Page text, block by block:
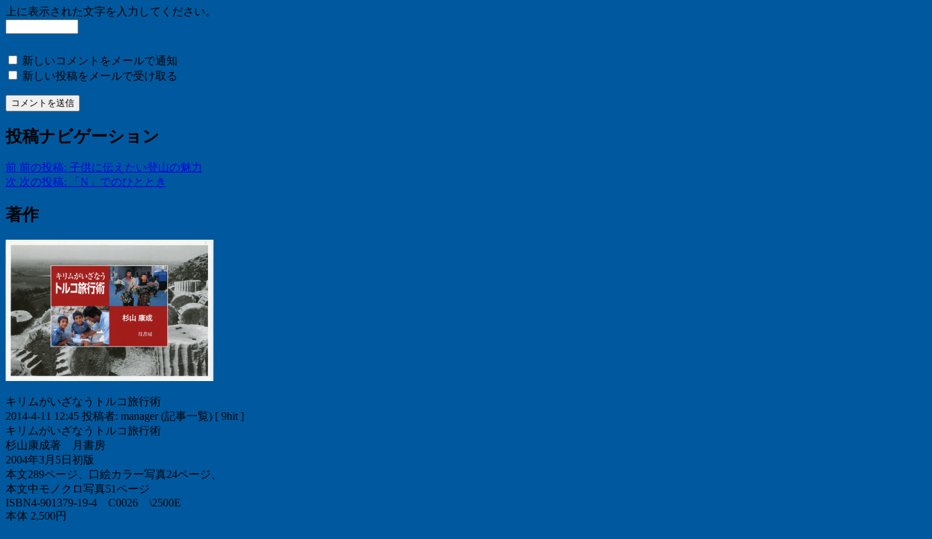
上に表示された文字を入力してください。
新しいコメントをメールで通知
新しい投稿をメールで受け取る
投稿ナビゲーション
前 前の投稿: 子供に伝えたい登山の魅力
次 次の投稿: 「N」でのひととき
著作
キリムがいざなうトルコ旅行術
2014-4-11 12:45 投稿者: manager (記事一覧) [ 9hit ]
キリムがいざなうトルコ旅行術
杉山康成著 月書房
2004年3月5日初版
本文289ページ、口絵カラー写真24ページ、
本文中モノクロ写真51ページ
ISBN4-901379-19-4 C0026 \2500E
本体 2,500円